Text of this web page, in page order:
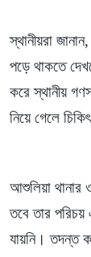
স্থানীয়রা
পড়ে থাকতে
করে স্থানীয়
নিয়ে গেলে
আশুলিয়া থানার
তবে তার পরিচয়
যায়নি। তদন্ত